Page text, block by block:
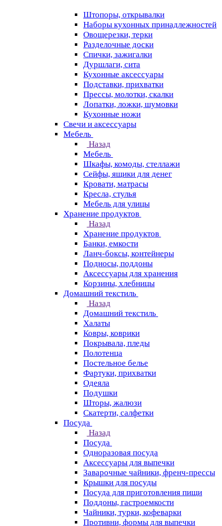
Штопоры, открывалки
Наборы кухонных принадлежностей
Овощерезки, терки
Разделочные доски
Спички, зажигалки
Дуршлаги, сита
Кухонные аксессуары
Подставки, прихватки
Прессы, молотки, скалки
Лопатки, ложки, шумовки
Кухонные ножи
Свечи и аксессуары
Мебель
Назад
Мебель
Шкафы, комоды, стеллажи
Сейфы, ящики для денег
Кровати, матрасы
Кресла, стулья
Мебель для улицы
Хранение продуктов
Назад
Хранение продуктов
Банки, емкости
Ланч-боксы, контейнеры
Подносы, поддоны
Аксессуары для хранения
Корзины, хлебницы
Домашний текстиль
Назад
Домашний текстиль
Халаты
Ковры, коврики
Покрывала, пледы
Полотенца
Постельное белье
Фартуки, прихватки
Одеяла
Подушки
Шторы, жалюзи
Скатерти, салфетки
Посуда
Назад
Посуда
Одноразовая посуда
Аксессуары для выпечки
Заварочные чайники, френч-прессы
Крышки для посуды
Посуда для приготовления пищи
Поддоны, гастроемкости
Чайники, турки, кофеварки
Противни, формы для выпечки